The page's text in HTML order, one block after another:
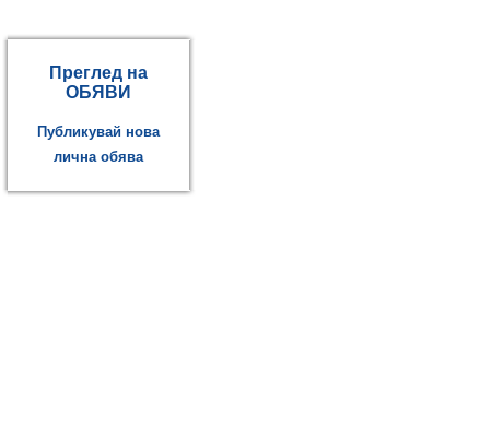
Преглед на
ОБЯВИ
Публикувай нова
лична обява